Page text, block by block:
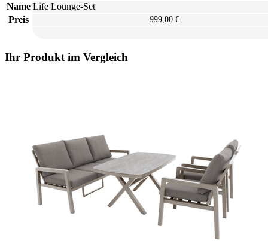
Name Life Lounge-Set
Preis
999,00 €
Ihr Produkt im Vergleich